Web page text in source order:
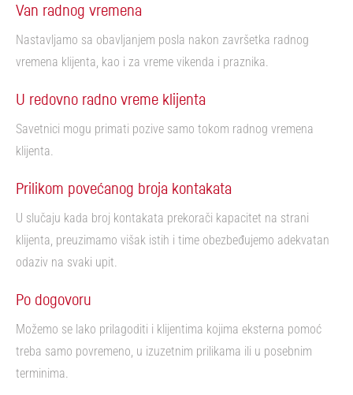
Van radnog vremena
Nastavljamo sa obavljanjem posla nakon završetka radnog
vremena klijenta, kao i za vreme vikenda i praznika.
U redovno radno vreme klijenta
Savetnici mogu primati pozive samo tokom radnog vremena
klijenta.
Prilikom povećanog broja kontakata
U slučaju kada broj kontakata prekorači kapacitet na strani
klijenta, preuzimamo višak istih i time obezbeđujemo adekvatan
odaziv na svaki upit.
Po dogovoru
Možemo se lako prilagoditi i klijentima kojima eksterna pomoć
treba samo povremeno, u izuzetnim prilikama ili u posebnim
terminima.